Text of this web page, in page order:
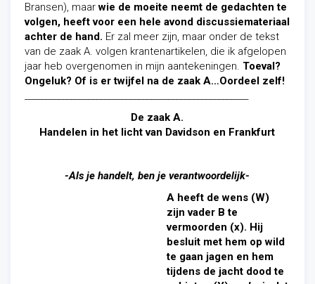
Bransen), maarwie de moeite neemt de gedachten te
volgen, heeft voor een hele avond discussiemateriaal
achter de hand. Er zal meer zijn, maar onder de tekst
van de zaak A. volgen krantenartikelen, die ik afgelopen
jaar heb overgenomen in mijn aantekeningen. Toeval?
Ongeluk? Of is er twijfel na de zaak A…Oordeel zelf!
De zaak A.
Handelen in het licht van Davidson en Frankfurt
-Als je handelt, ben je verantwoordelijk-
A heeft de wens (W)
zijn vader B te
vermoorden (x). Hij
besluit met hem op wild
te gaan jagen en hem
tijdens de jacht dood te